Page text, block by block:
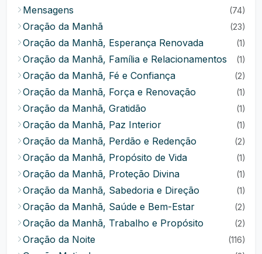
Mensagens (74)
Oração da Manhã (23)
Oração da Manhã, Esperança Renovada (1)
Oração da Manhã, Família e Relacionamentos (1)
Oração da Manhã, Fé e Confiança (2)
Oração da Manhã, Força e Renovação (1)
Oração da Manhã, Gratidão (1)
Oração da Manhã, Paz Interior (1)
Oração da Manhã, Perdão e Redenção (2)
Oração da Manhã, Propósito de Vida (1)
Oração da Manhã, Proteção Divina (1)
Oração da Manhã, Sabedoria e Direção (1)
Oração da Manhã, Saúde e Bem-Estar (2)
Oração da Manhã, Trabalho e Propósito (2)
Oração da Noite (116)